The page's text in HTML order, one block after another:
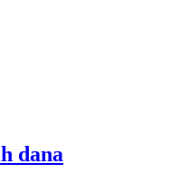
dana